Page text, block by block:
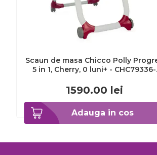
Adauga in cos
Scaun de masa Chicco Polly
5 in 1, Cherry, 0 luni+ - CHC79336-
1590.00 lei